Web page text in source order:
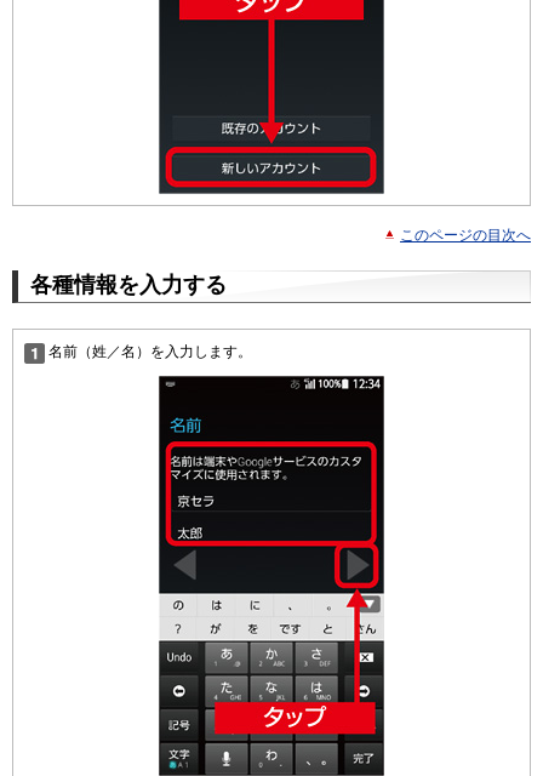
このページの目次へ
各種情報を入力する
名前（姓／名）を入力します。